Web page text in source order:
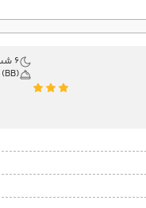
6 شب
(BB)